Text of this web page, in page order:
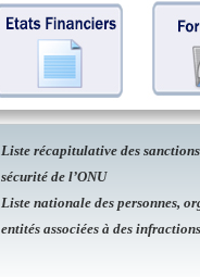
Liste récapitulative des
sécurité de l’ONU
Liste nationale des personnes,
entités associées à des